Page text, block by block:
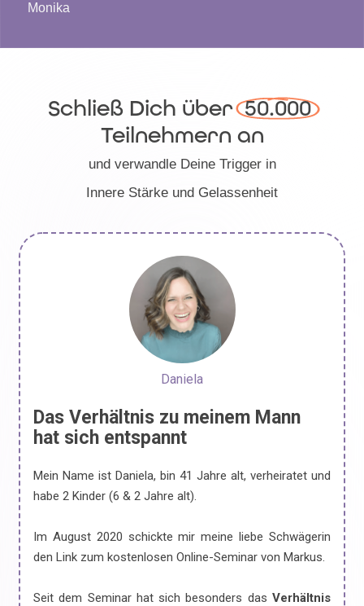
Monika
Schließ Dich über 50.000
Teilnehmern an
und verwandle Deine Trigger in
Innere Stärke und Gelassenheit
Daniela
Das Verhältnis zu meinem Mann
hat sich entspannt
Mein Name ist Daniela, bin 41 Jahre alt, verheiratet und
habe 2 Kinder (6 & 2 Jahre alt).
Im August 2020 schickte mir meine liebe Schwägerin
den Link zum kostenlosen Online-Seminar von Markus.
Seit dem Seminar hat sich besonders das Verhältnis